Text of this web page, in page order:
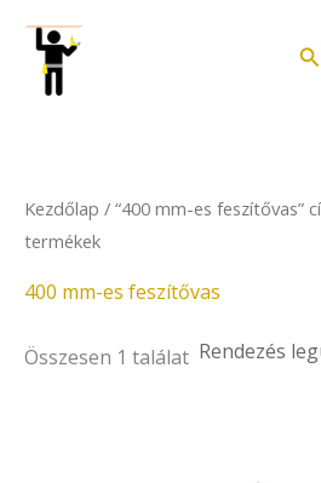
content
Kezdőlap / “400 mm-es feszítővas”
termékek
400 mm-es feszítővas
Összesen 1 találat